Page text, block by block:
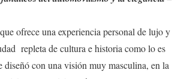
ofrece una experiencia personal de lujo y
repleta de cultura e historia como lo es
diseñó con una visión muy masculina, en la